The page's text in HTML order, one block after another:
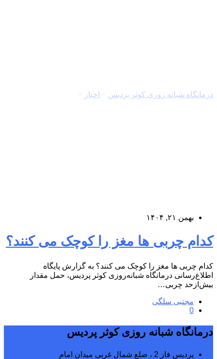
درمانگاه شبانه روزی کوثر پردیس اخبار
بهمن ۲۱, ۱۴۰۴
کدام چربی‌ ها مغز را کوچک می‌ کنند؟
کدام چربی‌ ها مغز را کوچک می‌ کنند؟ به گزارش پایگاه
اطلاع‌رسانی درمانگاه شبانه‌روزی کوثر پردیس، حمل مقدار
بیش‌ازحد چربی…
مجتبی سلگی
0
درمانگاه شبانه روزی کوثر پردیس
پردیس فاز 2 ، ضلع شمال غربی میدان امام